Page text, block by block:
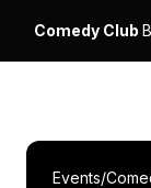
Comedy Club
Events/